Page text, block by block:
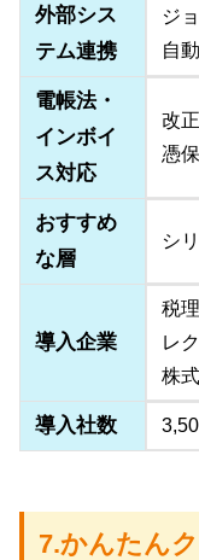
外部シス
テム連携
ジ
自
電帳法・
インボイ
ス対応
改
憑
おすすめ
な層
シ
導入企業
税
レ
株
導入社数
7.かんたん